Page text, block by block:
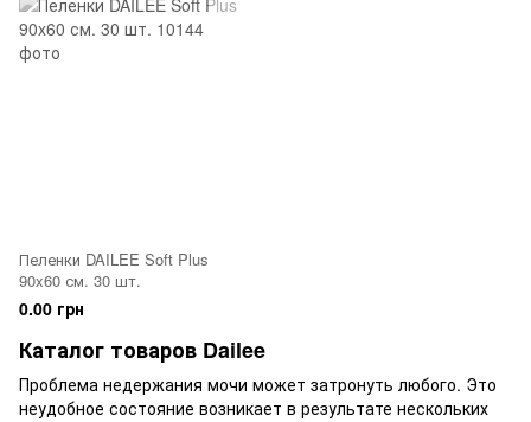
Пеленки DAILEE Soft Plus
90x60 см. 30 шт.
0.00 грн
Каталог товаров Dailee
Проблема недержания мочи может затронуть любого. Это
неудобное состояние возникает в результате нескольких